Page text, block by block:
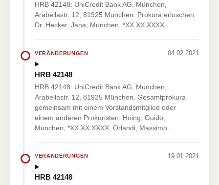
HRB 42148: UniCredit Bank AG, München,
Arabellastr. 12, 81925 München. Prokura erloschen:
Dr. Hecker, Jana, München, *XX.XX.XXXX.
VERÄNDERUNGEN 04.02.2021
HRB 42148
HRB 42148: UniCredit Bank AG, München,
Arabellastr. 12, 81925 München. Gesamtprokura
gemeinsam mit einem Vorstandsmitglied oder
einem anderen Prokuristen: Höing, Guido,
München, *XX.XX.XXXX; Orlandi, Massimo…
VERÄNDERUNGEN 19.01.2021
HRB 42148